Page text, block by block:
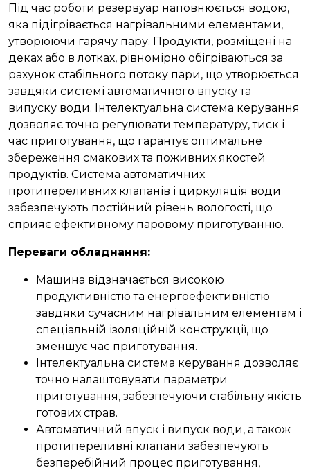
Під час роботи резервуар наповнюється водою,
яка підігрівається нагрівальними елементами,
утворюючи гарячу пару. Продукти, розміщені на
деках або в лотках, рівномірно обігріваються за
рахунок стабільного потоку пари, що утворюється
завдяки системі автоматичного впуску та
випуску води. Інтелектуальна система керування
дозволяє точно регулювати температуру, тиск і
час приготування, що гарантує оптимальне
збереження смакових та поживних якостей
продуктів. Система автоматичних
протипереливних клапанів і циркуляція води
забезпечують постійний рівень вологості, що
сприяє ефективному паровому приготуванню.
Переваги обладнання:
Машина відзначається високою
продуктивністю та енергоефективністю
завдяки сучасним нагрівальним елементам і
спеціальній ізоляційній конструкції, що
зменшує час приготування.
Інтелектуальна система керування дозволяє
точно налаштовувати параметри
приготування, забезпечуючи стабільну якість
готових страв.
Автоматичний впуск і випуск води, а також
протипереливні клапани забезпечують
безперебійний процес приготування,